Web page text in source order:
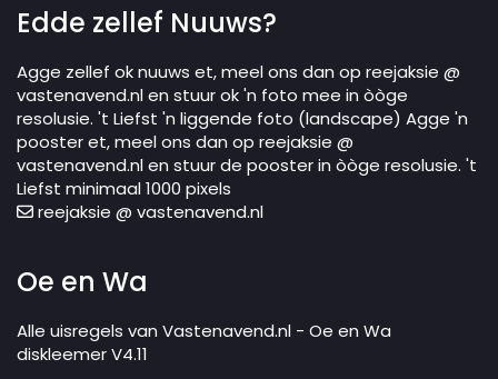
Edde zellef Nuuws?
Agge zellef ok nuuws et, meel ons dan op reejaksie @
vastenavend.nl en stuur ok 'n foto mee in òòge
resolusie. 't Liefst 'n liggende foto (landscape) Agge 'n
pooster et, meel ons dan op reejaksie @
vastenavend.nl en stuur de pooster in òòge resolusie. 't
Liefst minimaal 1000 pixels
reejaksie @ vastenavend.nl
Oe en Wa
Alle uisregels van Vastenavend.nl - Oe en Wa
diskleemer V4.11